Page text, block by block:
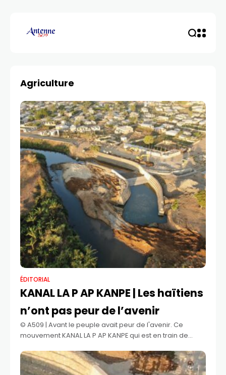
Agriculture
ÉDITORIAL
KANAL LA P AP KANPE | Les haïtiens
n’ont pas peur de l’avenir
©️ A509 | Avant le peuple avait peur de l'avenir. Ce
mouvement KANAL LA P AP KANPE qui est en train de